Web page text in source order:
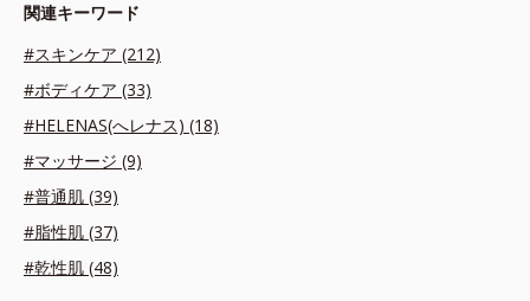
関連キーワード
#スキンケア (212)
#ボディケア (33)
#HELENAS(へレナス) (18)
#マッサージ (9)
#普通肌 (39)
#脂性肌 (37)
#乾性肌 (48)